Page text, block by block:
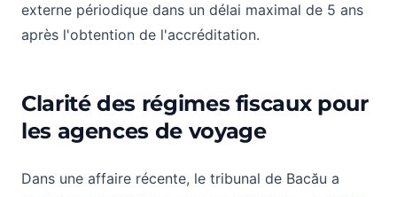
externe périodique dans un délai maximal de 5 ans
après l'obtention de l'accréditation.
Clarité des régimes fiscaux pour
les agences de voyage
Dans une affaire récente, le tribunal de Bacău a